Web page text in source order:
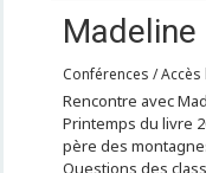
Conférences / Accès
Rencontre avec
Printemps du livre
père des
Questions des